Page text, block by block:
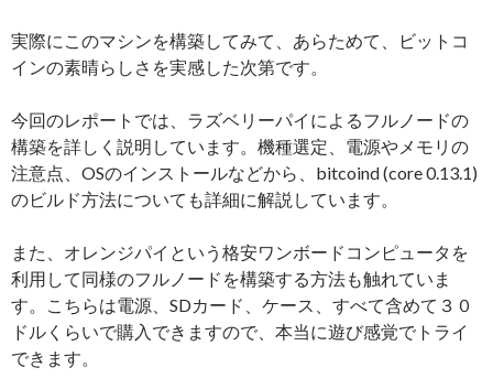
実際にこのマシンを構築してみて、あらためて、ビットコ
インの素晴らしさを実感した次第です。
今回のレポートでは、ラズベリーパイによるフルノードの
構築を詳しく説明しています。機種選定、電源やメモリの
注意点、OSのインストールなどから、bitcoind (core 0.13.1)
のビルド方法についても詳細に解説しています。
また、オレンジパイという格安ワンボードコンピュータを
利用して同様のフルノードを構築する方法も触れていま
す。こちらは電源、SDカード、ケース、すべて含めて３０
ドルくらいで購入できますので、本当に遊び感覚でトライ
できます。